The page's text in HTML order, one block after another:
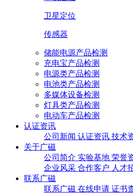
卫星定位
传感器
储能电源产品检测
充电宝产品检测
电源类产品检测
电池类产品检测
多媒体设备检测
灯具类产品检测
电动车产品检测
认证资讯
公司新闻 认证资讯 技术
关于广磁
公司简介 实验基地 荣誉
企业风采 合作客户 人才
联系广磁
联系广磁 在线申请 证书